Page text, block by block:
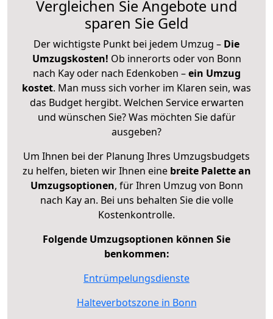
Vergleichen Sie Angebote und
sparen Sie Geld
Der wichtigste Punkt bei jedem Umzug – Die
Umzugskosten! Ob innerorts oder von Bonn
nach Kay oder nach Edenkoben –ein Umzug
kostet. Man muss sich vorher im Klaren sein, was
das Budget hergibt. Welchen Service erwarten
und wünschen Sie? Was möchten Sie dafür
ausgeben?
Um Ihnen bei der Planung Ihres Umzugsbudgets
zu helfen, bieten wir Ihnen eine breite Palette an
Umzugsoptionen, für Ihren Umzug von Bonn
nach Kay an. Bei uns behalten Sie die volle
Kostenkontrolle.
Folgende Umzugsoptionen können Sie
benkommen:
Entrümpelungsdienste
Halteverbotszone in Bonn